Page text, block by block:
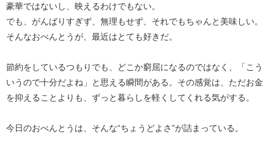
豪華ではないし、映えるわけでもない。
でも、がんばりすぎず、無理もせず、それでもちゃんと美味しい。
そんなおべんとうが、最近はとても好きだ。
節約をしているつもりでも、どこか窮屈になるのではなく、「こう
いうので十分だよね」と思える瞬間がある。その感覚は、ただお金
を抑えることよりも、ずっと暮らしを軽くしてくれる気がする。
今日のおべんとうは、そんな“ちょうどよさ”が詰まっている。